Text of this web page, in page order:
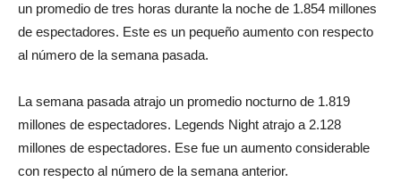
un promedio de tres horas durante la noche de 1.854 millones
de espectadores. Este es un pequeño aumento con respecto
al número de la semana pasada.
La semana pasada atrajo un promedio nocturno de 1.819
millones de espectadores. Legends Night atrajo a 2.128
millones de espectadores. Ese fue un aumento considerable
con respecto al número de la semana anterior.